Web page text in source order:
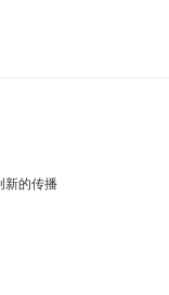
新的传播